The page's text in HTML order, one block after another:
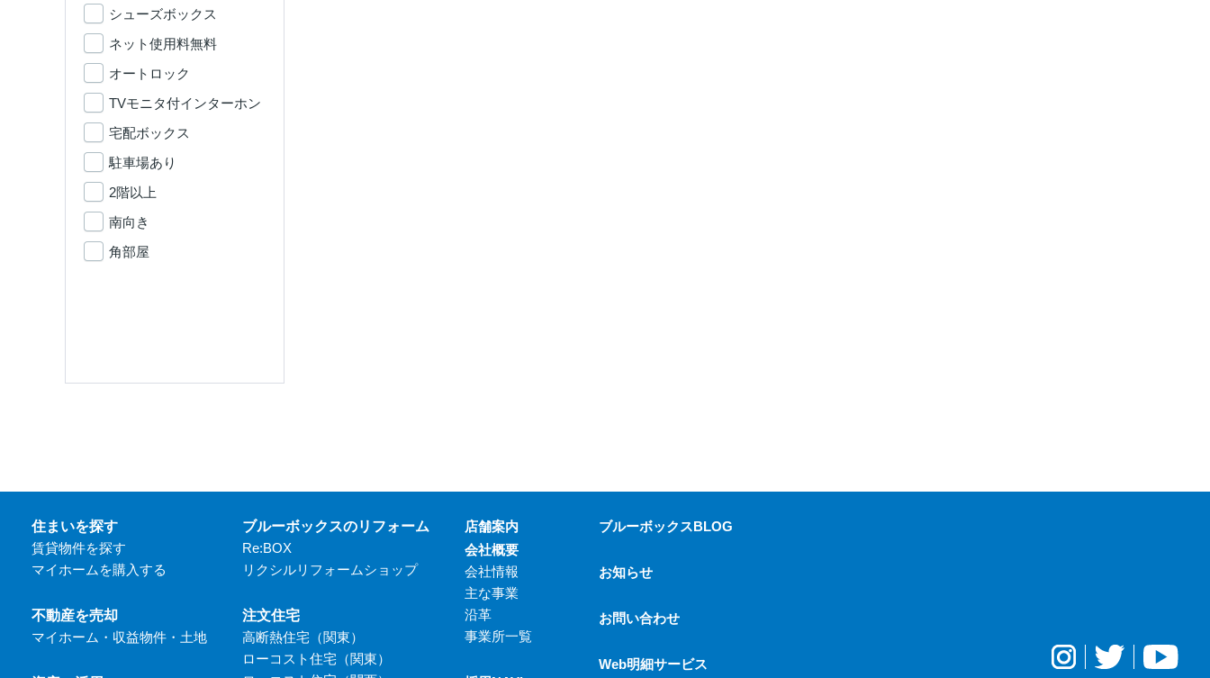
シューズボックス
ネット使用料無料
オートロック
TVモニタ付インターホン
宅配ボックス
駐車場あり
2階以上
南向き
角部屋
住まいを探す
賃貸物件を探す
マイホームを購入する
不動産を売却
マイホーム・収益物件・土地
ブルーボックスのリフォーム
Re:BOX
リクシルリフォームショップ
注文住宅
高断熱住宅（関東）
ローコスト住宅（関東）
店舗案内
会社概要
会社情報
主な事業
沿革
事業所一覧
ブルーボックスBLOG
お知らせ
お問い合わせ
Web明細サービス